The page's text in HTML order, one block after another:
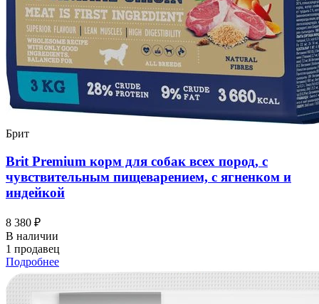
Брит
Brit Premium корм для собак всех пород, с
чувствительным пищеварением, с ягненком и
индейкой
8 380 ₽
В наличии
1 продавец
Подробнее